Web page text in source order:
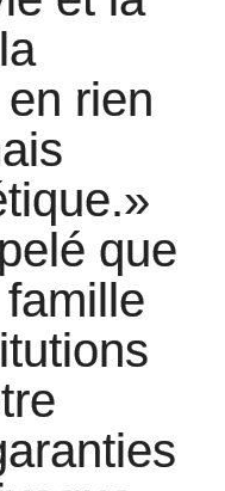
en rien
que